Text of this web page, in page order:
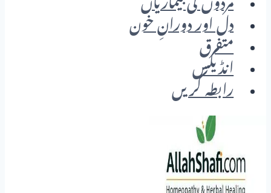
مردوں کی بیماریاں
دل اور دورانِ خون
متفرق
انڈیکس
رابطہ کریں